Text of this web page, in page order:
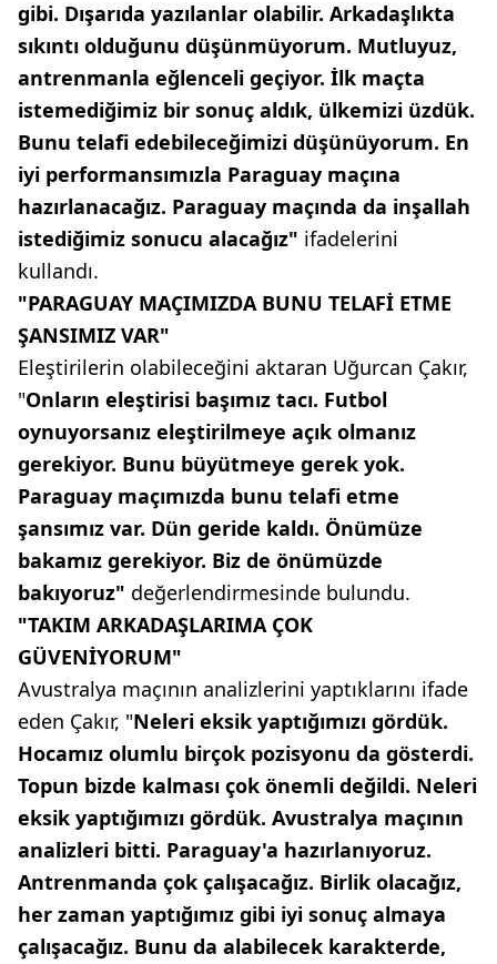
gibi. Dışarıda yazılanlar olabilir. Arkadaşlıkta
sıkıntı olduğunu düşünmüyorum. Mutluyuz,
antrenmanla eğlenceli geçiyor. İlk maçta
istemediğimiz bir sonuç aldık, ülkemizi üzdük.
Bunu telafi edebileceğimizi düşünüyorum. En
iyi performansımızla Paraguay maçına
hazırlanacağız. Paraguay maçında da inşallah
istediğimiz sonucu alacağız" ifadelerini
kullandı.
"PARAGUAY MAÇIMIZDA BUNU TELAFİ ETME
ŞANSIMIZ VAR"
Eleştirilerin olabileceğini aktaran Uğurcan Çakır,
"Onların eleştirisi başımız tacı. Futbol
oynuyorsanız eleştirilmeye açık olmanız
gerekiyor. Bunu büyütmeye gerek yok.
Paraguay maçımızda bunu telafi etme
şansımız var. Dün geride kaldı. Önümüze
bakamız gerekiyor. Biz de önümüzde
bakıyoruz" değerlendirmesinde bulundu.
"TAKIM ARKADAŞLARIMA ÇOK
GÜVENİYORUM"
Avustralya maçının analizlerini yaptıklarını ifade
eden Çakır, "Neleri eksik yaptığımızı gördük.
Hocamız olumlu birçok pozisyonu da gösterdi.
Topun bizde kalması çok önemli değildi. Neleri
eksik yaptığımızı gördük. Avustralya maçının
analizleri bitti. Paraguay'a hazırlanıyoruz.
Antrenmanda çok çalışacağız. Birlik olacağız,
her zaman yaptığımız gibi iyi sonuç almaya
çalışacağız. Bunu da alabilecek karakterde,